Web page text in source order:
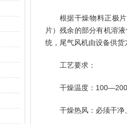
根据干燥物料正极
片）残余的部分有机溶
统，尾气风机由设备供货
工艺要求：
干燥温度：
干燥热风：必须干